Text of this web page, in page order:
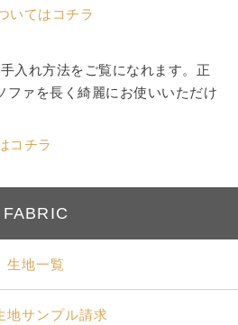
いてはコチラ
入れ方法をご覧になれます。正
ファを長く綺麗にお使いいただけ
コチラ
FABRIC
生地一覧
地サンプル請求